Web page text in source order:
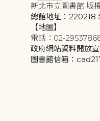
新北市立圖書館 版
總館地址：220218
【地圖】
電話：02-
政府網站資料開放
圖書館信箱：